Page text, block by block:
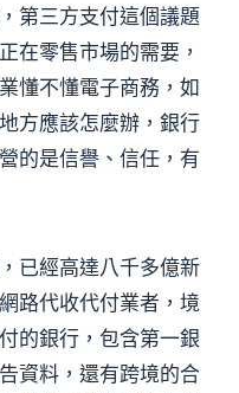
三方支付這個議題
在零售市場的需要，
懂不懂電子商務，如
方應該怎麼辦，銀行
的是信譽、信任，有
經高達八千多億新
路代收代付業者，境
的銀行，包含第一銀
資料，還有跨境的合